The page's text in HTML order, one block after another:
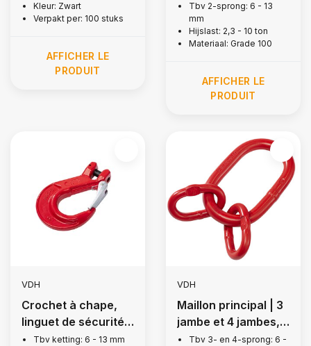
Kleur: Zwart
Verpakt per: 100 stuks
AFFICHER LE
PRODUIT
Tbv 2-sprong: 6 - 13
mm
Hijslast: 2,3 - 10 ton
Materiaal: Grade 100
AFFICHER LE
PRODUIT
VDH
Crochet à chape,
linguet de sécurité
forgé, grade 80
Tbv ketting: 6 - 13 mm
VDH
Maillon principal | 3
jambe et 4 jambes,
grade 80
Tbv 3- en 4-sprong: 6 -